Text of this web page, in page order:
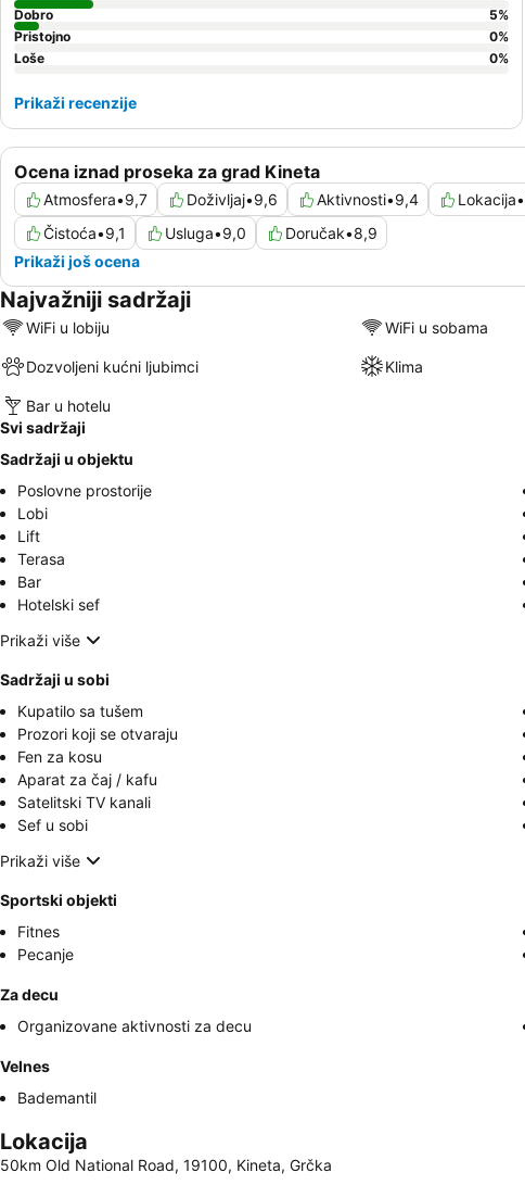
Ocena iznad proseka za grad Kineta
Atmosfera•9,7 Doživljaj•9,6 Aktivnosti•9,4 Lokacija•
Čistoća•9,1 Usluga•9,0 Doručak•8,9
Prikaži još ocena
Dobro
5%
Pristojno
0%
Loše
0%
Prikaži recenzije
Najvažniji sadržaji
WiFi u lobiju WiFi u sobama
Dozvoljeni kućni ljubimci Klima
Bar u hotelu
Svi sadržaji
Sadržaji u objektu
Poslovne prostorije
Lobi
Lift
Terasa
Bar
Hotelski sef
Prikaži više
Sadržaji u sobi
Kupatilo sa tušem
Prozori koji se otvaraju
Fen za kosu
Aparat za čaj / kafu
Satelitski TV kanali
Sef u sobi
Prikaži više
Sportski objekti
Fitnes
Pecanje
Za decu
Organizovane aktivnosti za decu
Velnes
Bademantil
Lokacija
50km Old National Road, 19100, Kineta, Grčka